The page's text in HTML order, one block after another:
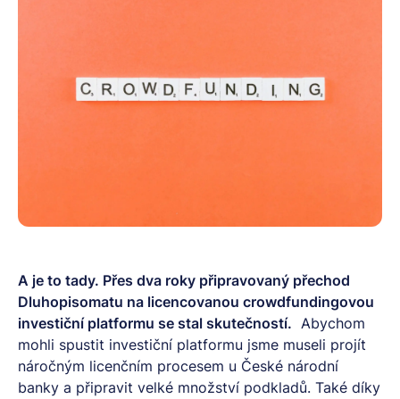
A je to tady. Přes dva roky připravovaný přechod
Dluhopisomatu na licencovanou crowdfundingovou
investiční platformu se stal skutečností. Abychom
mohli spustit investiční platformu jsme museli projít
náročným licenčním procesem u České národní
banky a připravit velké množství podkladů. Také díky